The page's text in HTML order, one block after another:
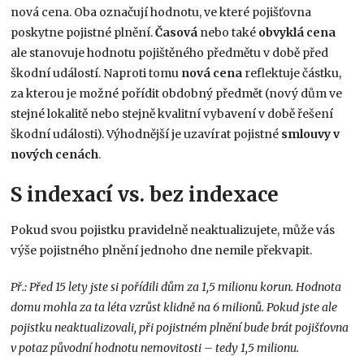
nová cena. Oba označují hodnotu, ve které pojišťovna
poskytne pojistné plnění.Časová nebo také obvyklá cena
ale stanovuje hodnotu pojištěného předmětu v době před
škodní událostí. Naproti tomu nová cena reflektuje částku,
za kterou je možné pořídit obdobný předmět (nový dům ve
stejné lokalitě nebo stejně kvalitní vybavení v době řešení
škodní události). Výhodnější je uzavírat pojistné smlouvy v
nových cenách.
S indexací vs. bez indexace
Pokud svou pojistku pravidelně neaktualizujete, může vás
výše pojistného plnění jednoho dne nemile překvapit.
Př.: Před 15 lety jste si pořídili dům za 1,5 milionu korun. Hodnota
domu mohla za ta léta vzrůst klidně na 6 milionů. Pokud jste ale
pojistku neaktualizovali, při pojistném plnění bude brát pojišťovna
v potaz původní hodnotu nemovitosti – tedy 1,5 milionu.